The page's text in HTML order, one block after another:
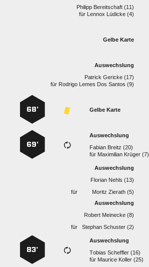
  
für   
Gelbe Karte
Auswechslung
  
für     
Gelbe Karte
68’
Auswechslung
  
für   
69’
Auswechslung
  
für
  
Auswechslung
  
für
  
Auswechslung
  
für   
83’